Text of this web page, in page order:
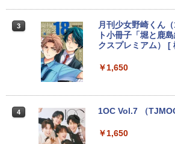
インチ 中古 パソコ
￥34,000
付きノートパソコ
s11 初期設定済
キーボード 14.1型
8GB SSD1TB(最大)
ジネス 大学生 プレ
(〜最大3.8)GHz |
B | DVD-ROM | 無
o64bit
【クーポン使用で
ッチパネル・WEB
16GB・
OptiPlex 3280 AIO
｜Windows11 Pro
m HDR10 HDMI
ピーカー・ヘッド
レーム スピーカー
bmipx
￥14,980
3
2026夏登場
ル ゲーミングモニ
120Hz /60Hz 2k
ル 撥水加工ケース
3
月刊少女野崎くん
ト小冊子「堀と鹿
クスプレミアム） [
￥1,650
4 1OC Vol.7 （
￥1,650